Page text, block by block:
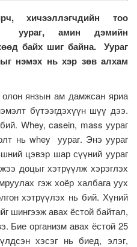
хичээллэгчдийн тоо
уураг, амин дэмийн
байх шиг байна. Уураг
нэмэх нь хэр зөв алхам
олон янзын ам дамжсан яриа
бүтээгдэхүүн шүү дээ.
Whey, casein, mass уураг
нь whey уураг. Энэ уураг
цэвэр шар сүүний уураг
доцыг хэтрүүлж хэрэглэх
гэж хоёр халбага уух
хэтрүүлэх нь бий. Хүний
шингээж авах ёстой байтал,
Бие организм авах ёстой 25
хэсэг нь биед, элэг,